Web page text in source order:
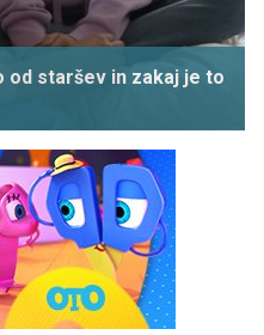
od staršev in zakaj je to